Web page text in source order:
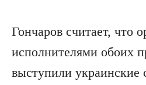
Гончаров считает, что
исполнителями обоих
выступили